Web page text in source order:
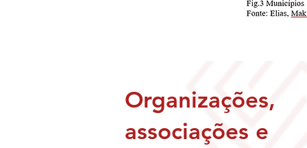
Organizações,
associações e